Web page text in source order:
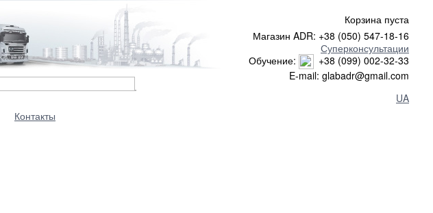
Магазин ADR: +38 (050) 547-18-16
Суперконсультации
Обучение:
+38 (099) 002-32-33
E-mail: glabadr@gmail.com
UA
Контакты
Корзина пуста